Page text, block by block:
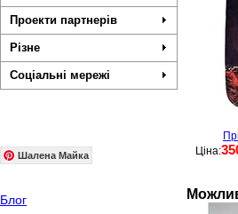
Проекти партнерів
Різне
Соціальні мережі
Шалена Майка
Блог
Ціна: